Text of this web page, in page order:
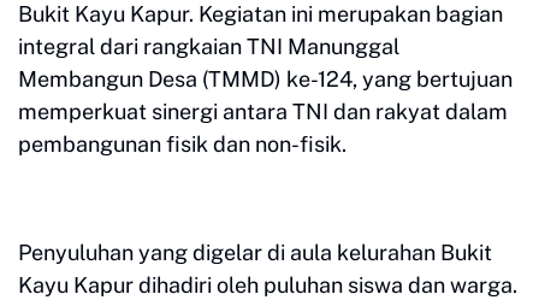
Bukit Kayu Kapur. Kegiatan ini merupakan bagian
integral dari rangkaian TNI Manunggal
Membangun Desa (TMMD) ke-124, yang bertujuan
memperkuat sinergi antara TNI dan rakyat dalam
pembangunan fisik dan non-fisik.
Penyuluhan yang digelar di aula kelurahan Bukit
Kayu Kapur dihadiri oleh puluhan siswa dan warga.